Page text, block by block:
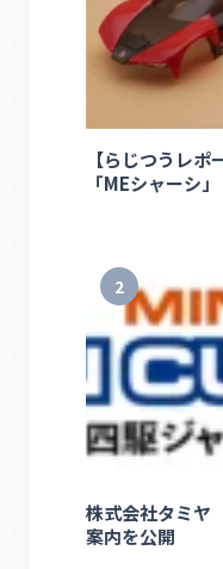
【らじつうレ
「MEシャーシ
2
株式会社タミ
案内を公開